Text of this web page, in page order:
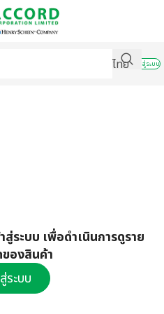
ไทย
เข้าสู่ระบบ
ระบบ เพื่อดำเนินการดูราย
ของสินค้า
ระบบ